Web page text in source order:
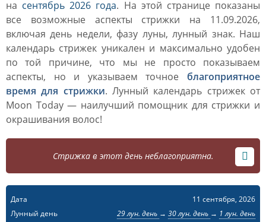
на сентябрь 2026 года. На этой странице показаны
все возможные аспекты стрижки на 11.09.2026,
включая день недели, фазу луны, лунный знак. Наш
календарь стрижек уникален и максимально удобен
по той причине, что мы не просто показываем
аспекты, но и указываем точное благоприятное
время для стрижки. Лунный календарь стрижек от
Moon Today — наилучший помощник для стрижки и
окрашивания волос!
Стрижка в этот день неблагоприятна.
Дата
11 сентября, 2026
Лунный день
29 лун. день → 30 лун. день → 1 лун. день